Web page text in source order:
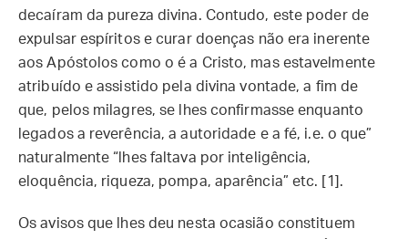
decaíram da pureza divina. Contudo, este poder de
expulsar espíritos e curar doenças não era inerente
aos Apóstolos como o é a Cristo, mas estavelmente
atribuído e assistido pela divina vontade, a fim de
que, pelos milagres, se lhes confirmasse enquanto
legados a reverência, a autoridade e a fé, i.e. o que”
naturalmente “lhes faltava por inteligência,
eloquência, riqueza, pompa, aparência” etc. [1].
Os avisos que lhes deu nesta ocasião constituem